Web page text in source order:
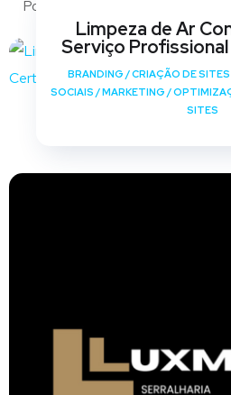
Portfólio
Limpeza de Ar
Serviço
BRANDING /CRIAÇÃO DE SITES
SOCIAIS /MARKETING /
SITES